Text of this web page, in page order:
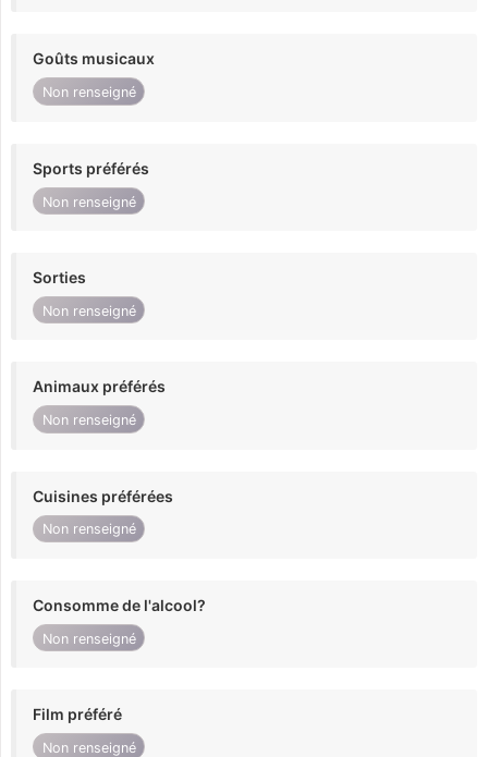
Goûts musicaux
Non renseigné
Sports préférés
Non renseigné
Sorties
Non renseigné
Animaux préférés
Non renseigné
Cuisines préférées
Non renseigné
Consomme de l'alcool?
Non renseigné
Film préféré
Non renseigné